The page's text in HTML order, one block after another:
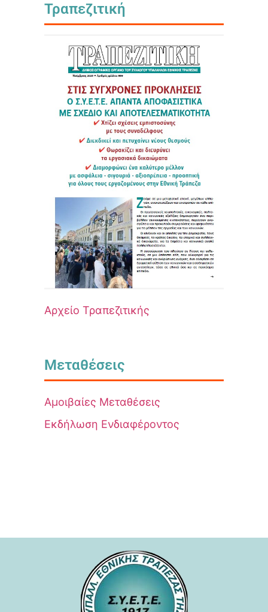
Τραπεζιτική
Αρχείο Τραπεζιτικής
Μεταθέσεις
Αμοιβαίες Μεταθέσεις
Εκδήλωση Ενδιαφέροντος